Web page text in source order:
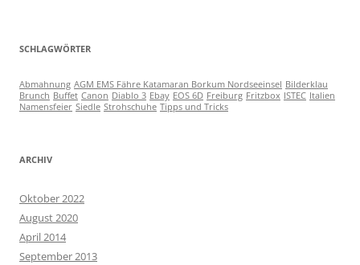
SCHLAGWÖRTER
Abmahnung AGM EMS Fähre Katamaran Borkum Nordseeinsel Bilderklau
Brunch Buffet Canon Diablo 3 Ebay EOS 6D Freiburg Fritzbox ISTEC Italien
Namensfeier Siedle Strohschuhe Tipps und Tricks
ARCHIV
Oktober 2022
August 2020
April 2014
September 2013